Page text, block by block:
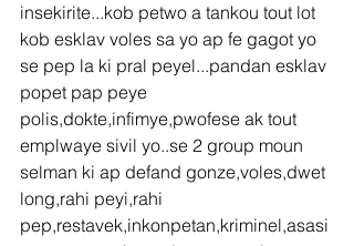
insekirite...kob petwo a tankou tout lot
kob esklav voles sa yo ap fe gagot yo
se pep la ki pral peyel...pandan esklav
popet pap peye
polis,dokte,infimye,pwofese ak tout
emplwaye sivil yo..se 2 group moun
selman ki ap defand gonze,voles,dwet
long,rahi peyi,rahi
pep,restavek,inkonpetan,kriminel,asasi